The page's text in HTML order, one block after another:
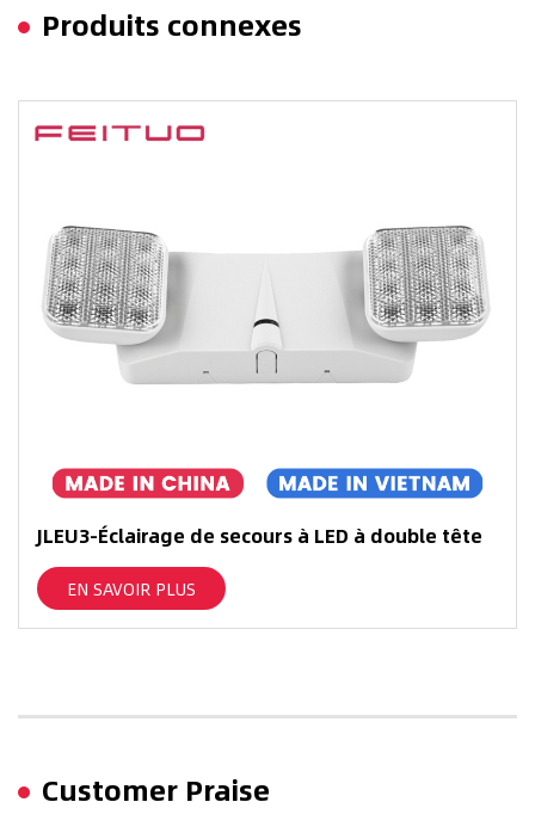
Produits connexes
JLEU3-Éclairage de secours à LED à double tête
EN SAVOIR PLUS
Customer Praise